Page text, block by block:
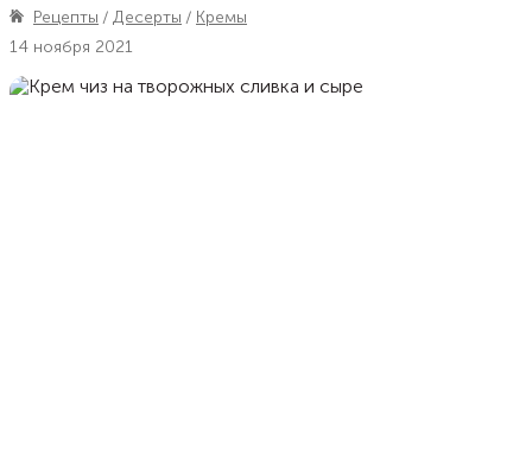
Рецепты Десерты
Кремы
14 ноября 2021